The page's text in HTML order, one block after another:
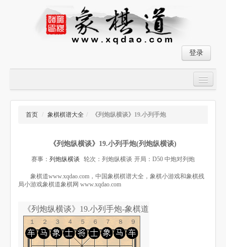
登录
大师对局
象棋小游戏
首页 / 象棋棋谱大全 / 《列炮纵横谈》19.小列手炮
《列炮纵横谈》19.小列手炮(列炮纵横谈)
赛事： 列炮纵横谈 轮次：列炮纵横谈 开局：D50 中炮对列炮
象棋道www.xqdao.com，中国象棋棋谱大全，象棋小游戏和象棋残
局小游戏象棋道象棋网 www.xqdao.com
《列炮纵横谈》19.小列手炮-象棋道
１２３４５６７８９